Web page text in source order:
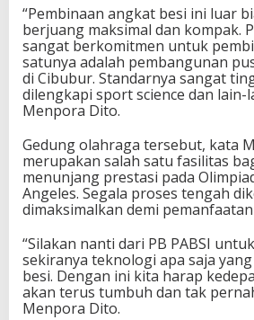
“Pembinaan angkat besi ini luar
berjuang maksimal dan kompak.
sangat berkomitmen untuk
satunya adalah pembangunan
di Cibubur. Standarnya sangat
dilengkapi sport science dan lain-
Menpora Dito.
Gedung olahraga tersebut, kata
merupakan salah satu fasilitas
menunjang prestasi pada
Angeles. Segala proses tengah
dimaksimalkan demi
“Silakan nanti dari PB PABSI
sekiranya teknologi apa saja
besi. Dengan ini kita harap
akan terus tumbuh dan tak
Menpora Dito.